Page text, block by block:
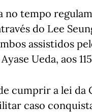
tempo
do Lee
assistidos
Ueda, aos
cumprir a lei da
caso